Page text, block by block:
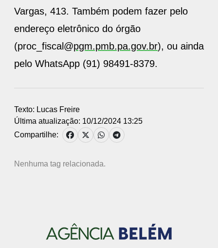
Vargas, 413. Também podem fazer pelo
endereço eletrônico do órgão
(proc_fiscal@pgm.pmb.pa.gov.br), ou ainda
pelo WhatsApp (91) 98491-8379.
Texto: Lucas Freire
Última atualização: 10/12/2024 13:25
Compartilhe:
Nenhuma tag relacionada.